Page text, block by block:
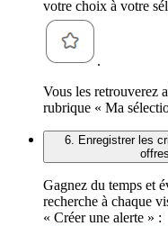
votre choix à votre
.
Vous les retrouverez
rubrique « Ma
6. Enregistrer les
Gagnez du temps et
recherche à chaque
« Créer une alerte » :